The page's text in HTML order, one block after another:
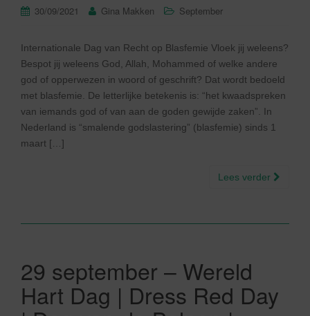
30/09/2021 Gina Makken September
Internationale Dag van Recht op Blasfemie Vloek jij weleens?
Bespot jij weleens God, Allah, Mohammed of welke andere
god of opperwezen in woord of geschrift? Dat wordt bedoeld
met blasfemie. De letterlijke betekenis is: “het kwaadspreken
van iemands god of van aan de goden gewijde zaken”. In
Nederland is “smalende godslastering” (blasfemie) sinds 1
maart […]
Lees verder
29 september – Wereld
Hart Dag | Dress Red Day